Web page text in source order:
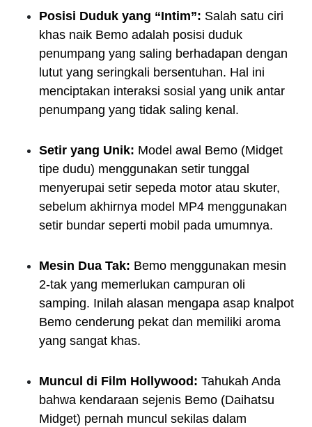
Posisi Duduk yang “Intim”: Salah satu ciri
khas naik Bemo adalah posisi duduk
penumpang yang saling berhadapan dengan
lutut yang seringkali bersentuhan. Hal ini
menciptakan interaksi sosial yang unik antar
penumpang yang tidak saling kenal.
Setir yang Unik: Model awal Bemo (Midget
tipe dudu) menggunakan setir tunggal
menyerupai setir sepeda motor atau skuter,
sebelum akhirnya model MP4 menggunakan
setir bundar seperti mobil pada umumnya.
Mesin Dua Tak: Bemo menggunakan mesin
2-tak yang memerlukan campuran oli
samping. Inilah alasan mengapa asap knalpot
Bemo cenderung pekat dan memiliki aroma
yang sangat khas.
Muncul di Film Hollywood: Tahukah Anda
bahwa kendaraan sejenis Bemo (Daihatsu
Midget) pernah muncul sekilas dalam